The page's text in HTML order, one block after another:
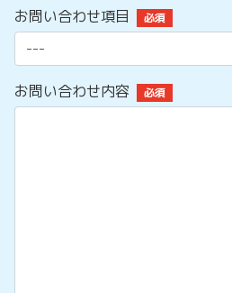
お問い合わせ項目 必須
お問い合わせ内容 必須